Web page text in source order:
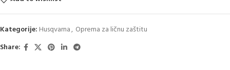
Kategorije: Husqvarna, Oprema za ličnu zaštitu
Share: